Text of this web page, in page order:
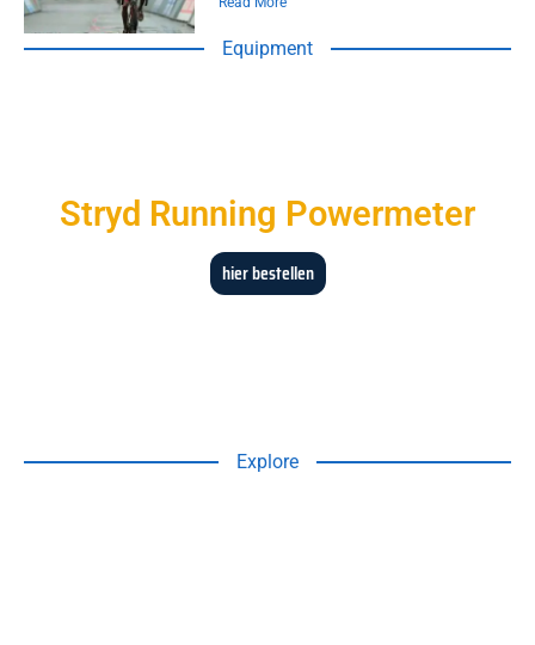
Equipment
Stryd Running Powermeter
hier bestellen
Explore